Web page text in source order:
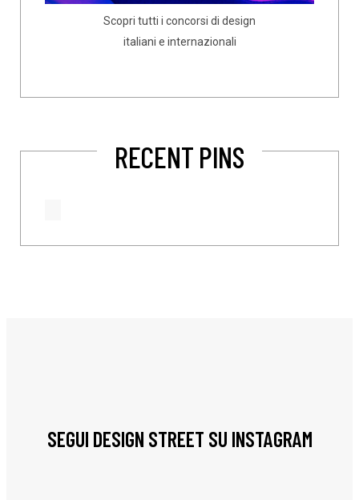
Scopri tutti i concorsi di design
italiani e internazionali
RECENT PINS
SEGUI DESIGN STREET SU INSTAGRAM